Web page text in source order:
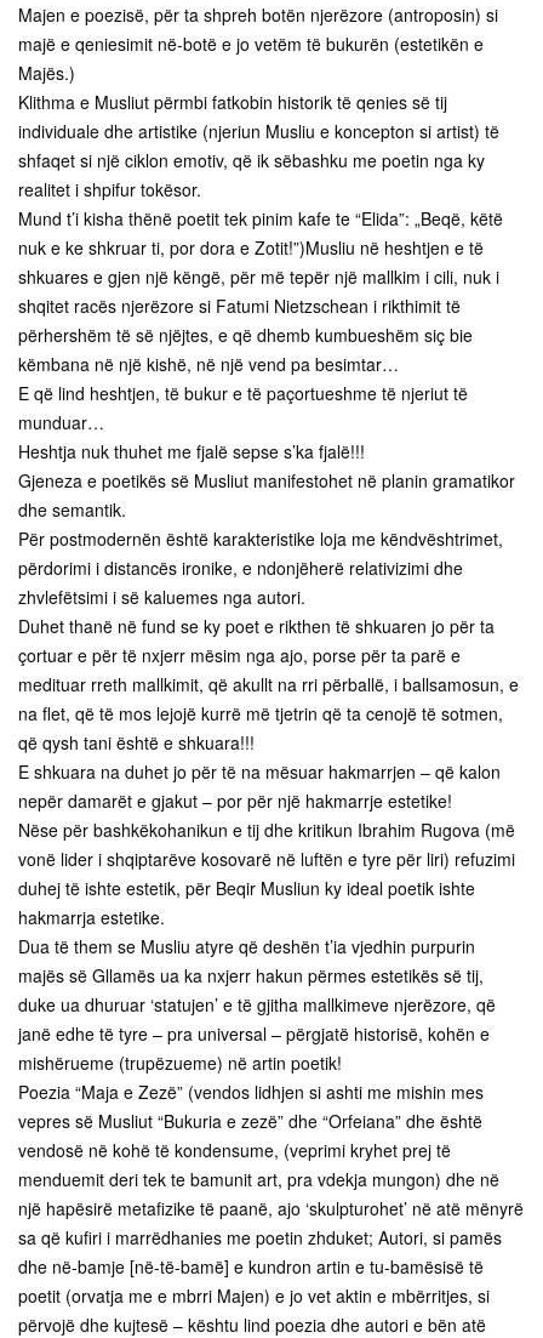
Majen e poezisë, për ta shpreh botën njerëzore (antroposin) si
majë e qeniesimit në-botë e jo vetëm të bukurën (estetikën e
Majës.)
Klithma e Musliut përmbi fatkobin historik të qenies së tij
individuale dhe artistike (njeriun Musliu e koncepton si artist) të
shfaqet si një ciklon emotiv, që ik sëbashku me poetin nga ky
realitet i shpifur tokësor.
Mund t’i kisha thënë poetit tek pinim kafe te “Elida”: „Beqë, këtë
nuk e ke shkruar ti, por dora e Zotit!”)Musliu në heshtjen e të
shkuares e gjen një këngë, për më tepër një mallkim i cili, nuk i
shqitet racës njerëzore si Fatumi Nietzschean i rikthimit të
përhershëm të së njëjtes, e që dhemb kumbueshëm siç bie
këmbana në një kishë, në një vend pa besimtar…
E që lind heshtjen, të bukur e të paçortueshme të njeriut të
munduar…
Heshtja nuk thuhet me fjalë sepse s’ka fjalë!!!
Gjeneza e poetikës së Musliut manifestohet në planin gramatikor
dhe semantik.
Për postmodernën është karakteristike loja me këndvështrimet,
përdorimi i distancës ironike, e ndonjëherë relativizimi dhe
zhvlefëtsimi i së kaluemes nga autori.
Duhet thanë në fund se ky poet e rikthen të shkuaren jo për ta
çortuar e për të nxjerr mësim nga ajo, porse për ta parë e
medituar rreth mallkimit, që akullt na rri përballë, i ballsamosun, e
na flet, që të mos lejojë kurrë më tjetrin që ta cenojë të sotmen,
që qysh tani është e shkuara!!!
E shkuara na duhet jo për të na mësuar hakmarrjen – që kalon
nepër damarët e gjakut – por për një hakmarrje estetike!
Nëse për bashkëkohanikun e tij dhe kritikun Ibrahim Rugova (më
vonë lider i shqiptarëve kosovarë në luftën e tyre për liri) refuzimi
duhej të ishte estetik, për Beqir Musliun ky ideal poetik ishte
hakmarrja estetike.
Dua të them se Musliu atyre që deshën t’ia vjedhin purpurin
majës së Gllamës ua ka nxjerr hakun përmes estetikës së tij,
duke ua dhuruar ‘statujen’ e të gjitha mallkimeve njerëzore, që
janë edhe të tyre – pra universal – përgjatë historisë, kohën e
mishërueme (trupëzueme) në artin poetik!
Poezia “Maja e Zezë” (vendos lidhjen si ashti me mishin mes
vepres së Musliut “Bukuria e zezë” dhe “Orfeiana” dhe është
vendosë në kohë të kondensume, (veprimi kryhet prej të
menduemit deri tek te bamunit art, pra vdekja mungon) dhe në
një hapësirë metafizike të paanë, ajo ‘skulpturohet’ në atë mënyrë
sa që kufiri i marrëdhanies me poetin zhduket; Autori, si pamës
dhe në-bamje [në-të-bamë] e kundron artin e tu-bamësisë të
poetit (orvatja me e mbrri Majen) e jo vet aktin e mbërritjes, si
përvojë dhe kujtesë – kështu lind poezia dhe autori e bën atë